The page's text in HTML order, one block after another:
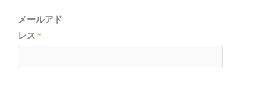
メールアド
レス *